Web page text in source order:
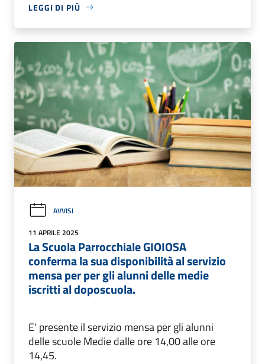
LEGGI DI PIÙ
AVVISI
11 APRILE 2025
La Scuola Parrocchiale GIOIOSA
conferma la sua disponibilità al servizio
mensa per per gli alunni delle medie
iscritti al doposcuola.
E' presente il servizio mensa per gli alunni
delle scuole Medie dalle ore 14,00 alle ore
14,45.